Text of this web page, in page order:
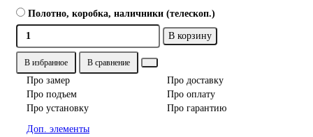
Полотно, коробка, наличники (телескоп.)
В корзину
В избранное В сравнение
Про замер
Про доставку
Про подъем
Про оплату
Про установку
Про гарантию
Доп. элементы